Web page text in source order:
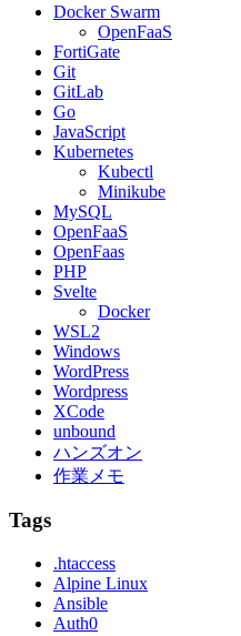
Docker Swarm
OpenFaaS
FortiGate
Git
GitLab
Go
JavaScript
Kubernetes
Kubectl
Minikube
MySQL
OpenFaaS
OpenFaas
PHP
Svelte
Docker
WSL2
Windows
WordPress
Wordpress
XCode
unbound
ハンズオン
作業メモ
Tags
.htaccess
Alpine Linux
Ansible
Auth0